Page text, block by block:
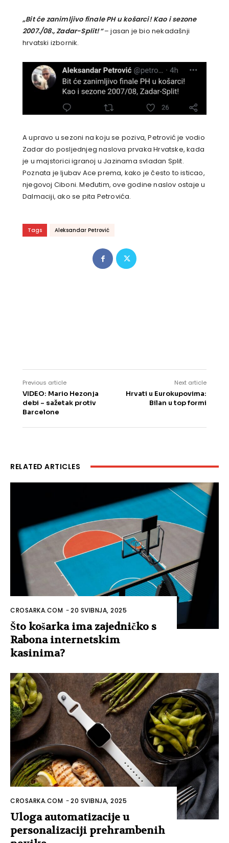
„Bit će zanimljivo finale PH u košarci! Kao i sezone
2007./08., Zadar-Split!“– jasan je bio nekadašnji
hrvatski izbornik.
A upravo u sezoni na koju se poziva, Petrović je vodio
Zadar do posljednjeg naslova prvaka Hrvatske, kada
je u majstorici igranoj u Jazinama svladan Split.
Poznata je ljubav Ace prema, kako je često to isticao,
njegovoj Ciboni. Međutim, ove godine naslov ostaje u
Dalmaciji, ako se pita Petrovića.
Tags Aleksandar Petrović
Previous article
VIDEO: Mario Hezonja
debi – sažetak protiv
Barcelone
Next article
Hrvati u Eurokupovima:
Bilan u top formi
RELATED ARTICLES
CROSARKA.COM -20 SVIBNJA, 2025
Što košarka ima zajedničko s
Rabona internetskim
kasinima?
CROSARKA.COM -20 SVIBNJA, 2025
Uloga automatizacije u
personalizaciji prehrambenih